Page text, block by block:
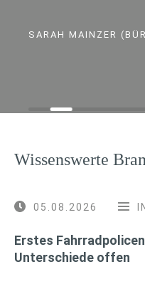
SARAH MAINZER
Wissenswerte
05.08.2026
Erstes
Unterschiede offen